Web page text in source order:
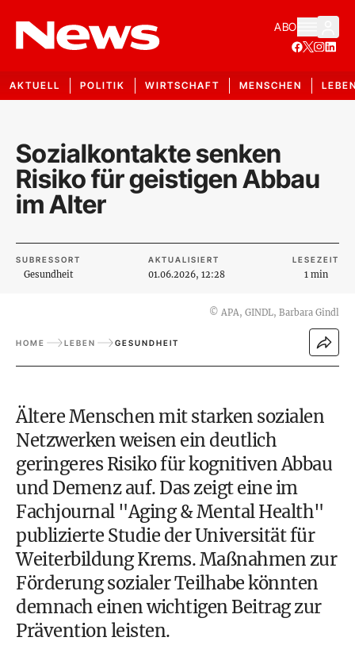
ABO
AKTUELL POLITIK WIRTSCHAFT MENSCHEN
Sozialkontakte senken
Risiko für geistigen Abbau
im Alter
SUBRESSORT
Gesundheit
AKTUALISIERT
01.06.2026, 12:28
LESEZEIT
1 min
© APA, GINDL, Barbara Gindl
HOME LEBEN GESUNDHEIT
Ältere Menschen mit starken sozialen
Netzwerken weisen ein deutlich
geringeres Risiko für kognitiven Abbau
und Demenz auf. Das zeigt eine im
Fachjournal "Aging & Mental Health"
publizierte Studie der Universität für
Weiterbildung Krems. Maßnahmen zur
Förderung sozialer Teilhabe könnten
demnach einen wichtigen Beitrag zur
Prävention leisten.